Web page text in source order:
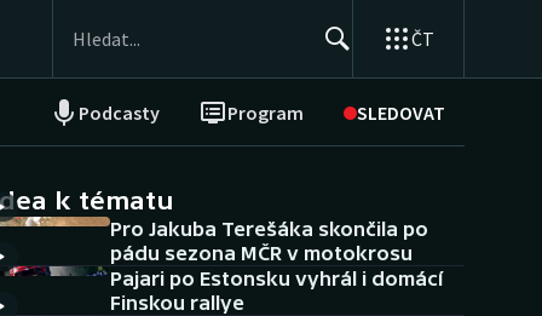
ČT
Podcasty Program SLEDOVAT
NEPŘEHLÉDNĚTE
Historické návraty
Aplikace ČT sport
k tématu
Pro Jakuba Terešáka skončila po
pádu sezona MČR v motokrosu
Pajari po Estonsku vyhrál i domácí
Finskou rallye